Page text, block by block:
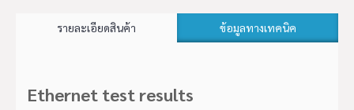
รายละเอียดสินค้า ข้อมูลทางเทคนิค
Ethernet test results